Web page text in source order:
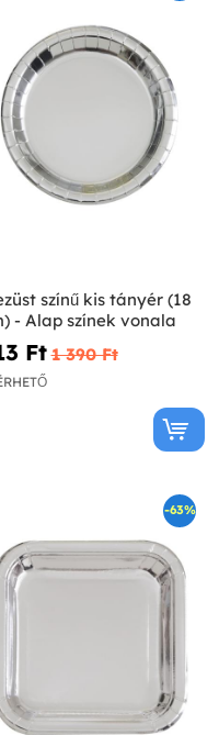
színű kis tányér (18
- Alap színek vonala
Ft‎ 1 390 Ft‎
-63%